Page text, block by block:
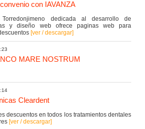
con IAVANZA
dedicada al desarrollo de
y diseño web ofrece paginas web para
[ver / descargar]
MARE NOSTRUM
Cleardent
descuentos en todos los tratamientos dentales
[ver / descargar]